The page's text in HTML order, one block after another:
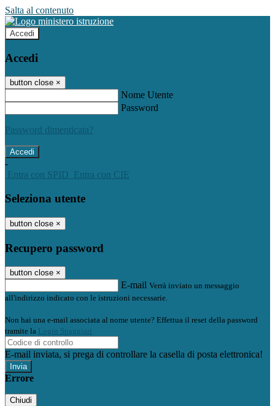
Salta al contenuto
Accedi
Accedi
button close ×
Nome Utente
Password
Password dimenticata?
-
Entra con SPID
Entra con CIE
Seleziona utente
button close ×
Recupero password
button close ×
E-mail Verrà inviato un messaggio
all'indirizzo indicato con le istruzioni necessarie.
Non hai una e-mail associata al nome utente? Effettua il reset della password
tramite la Login Spaggiari
E-mail inviata, si prega di controllare la casella di posta elettronica!
Errore
Chiudi